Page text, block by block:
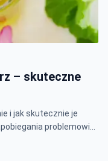
– skuteczne
i jak skutecznie je
problemowi